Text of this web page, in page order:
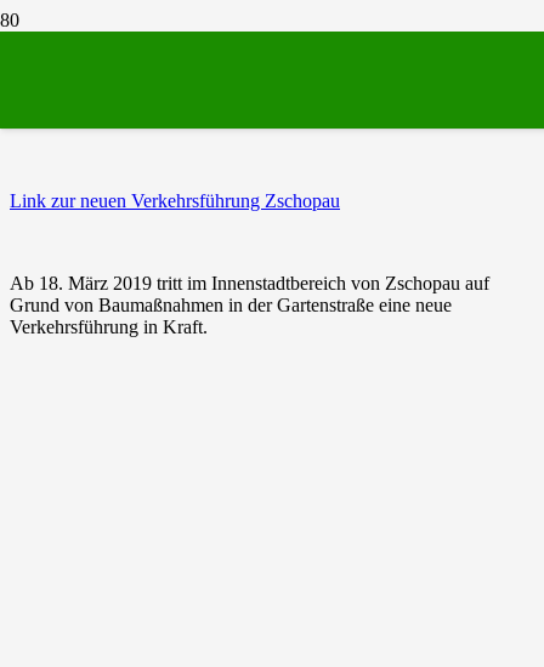
Link zur neuen Verkehrsführung Zschopau
Ab 18. März 2019 tritt im Innenstadtbereich von Zschopau auf
Grund von Baumaßnahmen in der Gartenstraße eine neue
Verkehrsführung in Kraft.